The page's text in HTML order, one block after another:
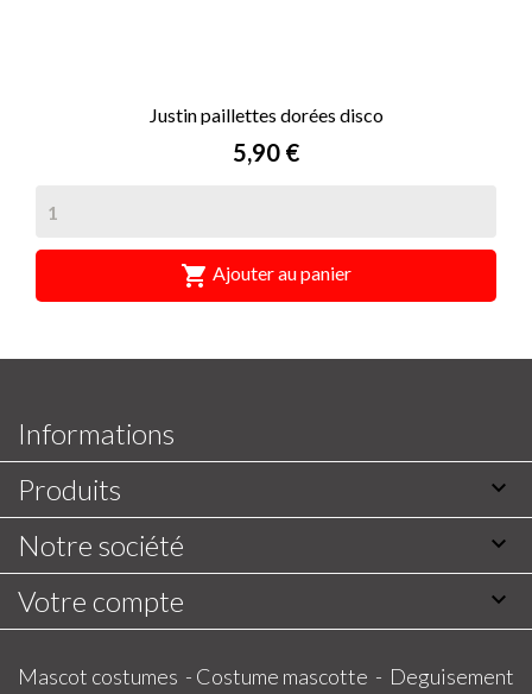
Justin paillettes dorées disco
Prix
5,90 €
 Ajouter au panier
Informations
Produits

Notre société 
Votre compte 
Mascot costumes - Costume mascotte - Deguisement